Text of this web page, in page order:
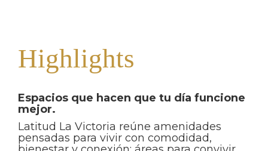
Highlights
Espacios que hacen que tu día funcione
mejor.
Latitud La Victoria reúne amenidades
pensadas para vivir con comodidad,